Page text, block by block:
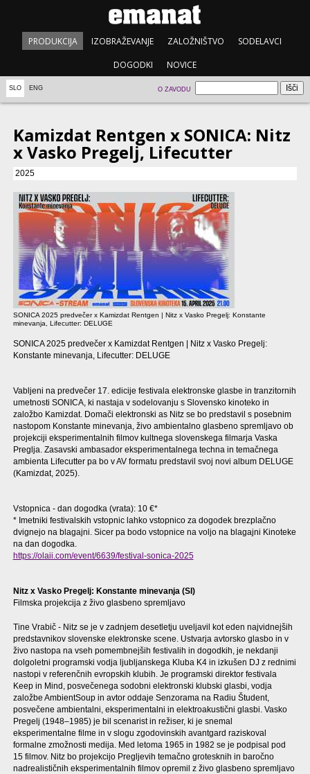
PRODUKCIJA IZOBRAŽEVANJE ZALOŽNIŠTVO SODELAVCI
DOGODKI NOVICE
SLO ENG O ZAVODU
Kamizdat Rentgen x SONICA: Nitz
x Vasko Pregelj, Lifecutter
2025
SONICA 2025 predvečer x Kamizdat Rentgen | Nitz x Vasko Pregelj: Konstante
minevanja, Lifecutter: DELUGE
SONICA 2025 predvečer x Kamizdat Rentgen | Nitz x Vasko Pregelj:
Konstante minevanja, Lifecutter: DELUGE
Vabljeni na predvečer 17. edicije festivala elektronske glasbe in tranzitornih
umetnosti SONICA, ki nastaja v sodelovanju s Slovensko kinoteko in
založbo Kamizdat. Domači elektronski as Nitz se bo predstavil s posebnim
nastopom Konstante minevanja, živo ambientalno glasbeno spremljavo ob
projekciji eksperimentalnih filmov kultnega slovenskega filmarja Vaska
Preglja. Zasavski ambasador eksperimentalnega techna in temačnega
ambienta Lifecutter pa bo v AV formatu predstavil svoj novi album DELUGE
(Kamizdat, 2025).
Vstopnica - dan dogodka (vrata): 10 €*
* Imetniki festivalskih vstopnic lahko vstopnico za dogodek brezplačno
dvignejo na blagajni. Sicer pa bodo vstopnice na voljo na blagajni Kinoteke
na dan dogodka.
https://olaii.com/event/6639/festival-sonica-2025
Nitz x Vasko Pregelj: Konstante minevanja (SI)
Filmska projekcija z živo glasbeno spremljavo
Tine Vrabič - Nitz se je v zadnjem desetletju uveljavil kot eden najvidnejših
predstavnikov slovenske elektronske scene. Ustvarja avtorsko glasbo in v
živo nastopa na vseh pomembnejših festivalih in dogodkih, je nekdanji
dolgoletni programski vodja ljubljanskega Kluba K4 in izkušen DJ z rednimi
nastopi v referenčnih evropskih klubih. Je programski direktor festivala
Keep in Mind, posvečenega sodobni elektronski klubski glasbi, vodja
založbe AmbientSoup in avtor oddaje Senzorama na Radiu Študent,
posvečene ambientalni, eksperimentalni in elektroakustični glasbi. Vasko
Pregelj (1948–1985) je bil scenarist in režiser, ki je snemal
eksperimentalne filme in v slogu zgodovinskih avantgard raziskoval
formalne zmožnosti medija. Med letoma 1965 in 1982 se je podpisal pod
15 filmov. Nitz bo projekcijo Pregljevih temačno grotesknih in baročno
nadrealističnih eksperimentalnih filmov opremil z živo glasbeno spremljavo